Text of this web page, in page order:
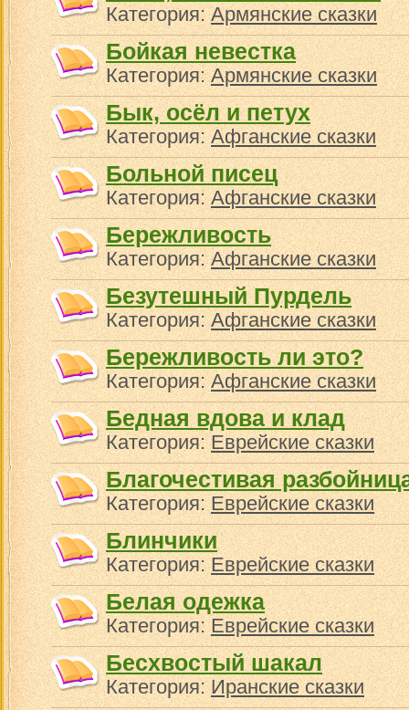
Категория:Армянские сказки
Бойкая невестка
Категория:Армянские сказки
Бык, осёл и петух
Категория:Афганские сказки
Больной писец
Категория:Афганские сказки
Бережливость
Категория:Афганские сказки
Безутешный Пурдель
Категория:Афганские сказки
Бережливость ли это?
Категория:Афганские сказки
Бедная вдова и клад
Категория:Еврейские сказки
Благочестивая
Категория:Еврейские сказки
Блинчики
Категория:Еврейские сказки
Белая одежка
Категория:Еврейские сказки
Бесхвостый шакал
Категория:Иранские сказки